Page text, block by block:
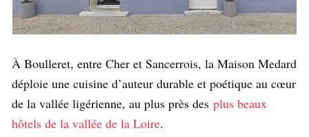
À Boulleret, entre Cher et Sancerrois, la Maison Medard
déploie une cuisine d’auteur durable et poétique au cœur
de la vallée ligérienne, au plus près des plus beaux
hôtels de la vallée de la Loire.